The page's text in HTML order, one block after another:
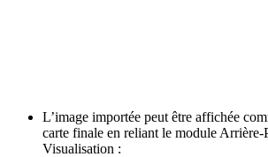
L’image importée peut être affichée
carte finale en reliant le module Arrière-
Visualisation :